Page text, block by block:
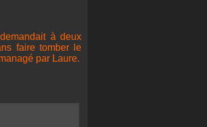
à deux
faire tomber le
par Laure.